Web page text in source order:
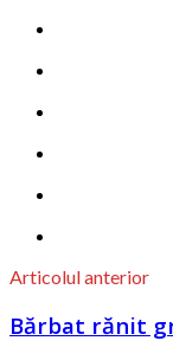
Articolul anterior
Bărbat rănit